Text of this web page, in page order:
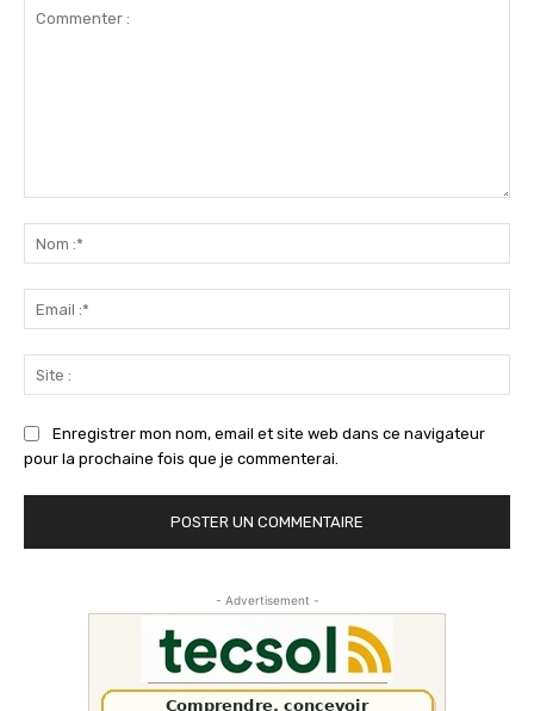
:*
:*
:
Enregistrer mon nom, email et site web dans ce navigateur
pour la prochaine fois que je commenterai.
- Advertisement -